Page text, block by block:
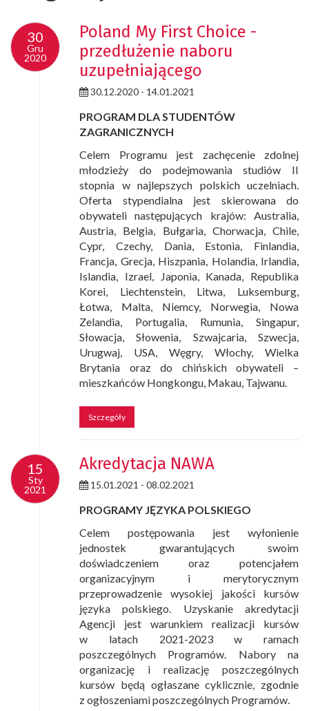
30
Gru
2020
30
Gru
2020
Poland My First Choice -
przedłużenie naboru
uzupełniającego
30.12.2020 - 14.01.2021
PROGRAM DLA STUDENTÓW
ZAGRANICZNYCH
Celem Programu jest zachęcenie zdolnej
młodzieży do podejmowania studiów II
stopnia w najlepszych polskich uczelniach.
Oferta stypendialna jest skierowana do
obywateli następujących krajów: Australia,
Austria, Belgia, Bułgaria, Chorwacja, Chile,
Cypr, Czechy, Dania, Estonia, Finlandia,
Francja, Grecja, Hiszpania, Holandia, Irlandia,
Islandia, Izrael, Japonia, Kanada, Republika
Korei, Liechtenstein, Litwa, Luksemburg,
Łotwa, Malta, Niemcy, Norwegia, Nowa
Zelandia, Portugalia, Rumunia, Singapur,
Słowacja, Słowenia, Szwajcaria, Szwecja,
Urugwaj, USA, Węgry, Włochy, Wielka
Brytania oraz do chińskich obywateli –
mieszkańców Hongkongu, Makau, Tajwanu.
Szczegóły
15
Sty
2021
15
Sty
2021
Akredytacja NAWA
15.01.2021 - 08.02.2021
PROGRAMY JĘZYKA POLSKIEGO
Celem postępowania jest wyłonienie
jednostek gwarantujących swoim
doświadczeniem oraz potencjałem
organizacyjnym i merytorycznym
przeprowadzenie wysokiej jakości kursów
języka polskiego. Uzyskanie akredytacji
Agencji jest warunkiem realizacji kursów
w latach 2021-2023 w ramach
poszczególnych Programów. Nabory na
organizację i realizację poszczególnych
kursów będą ogłaszane cyklicznie, zgodnie
z ogłoszeniami poszczególnych Programów.